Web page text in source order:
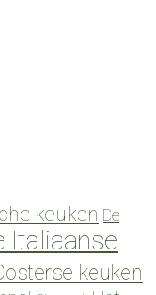
keuken De
Italiaanse
keuken